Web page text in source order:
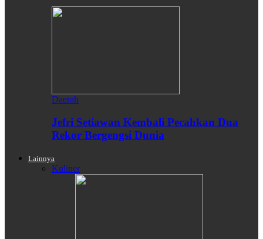
Daerah
Jefri Setiawan Kembali Pecahkan Dua
Rekor Bergengsi Dunia
Lainnya
Kuliner